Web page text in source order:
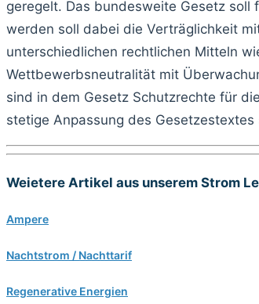
geregelt. Das bundesweite Gesetz soll
werden soll dabei die Verträglichkeit
unterschiedlichen rechtlichen Mitteln
Wettbewerbsneutralität mit
sind in dem Gesetz Schutzrechte für
stetige Anpassung des
Weietere Artikel aus unserem Strom
Ampere
Nachtstrom / Nachttarif
Regenerative Energien